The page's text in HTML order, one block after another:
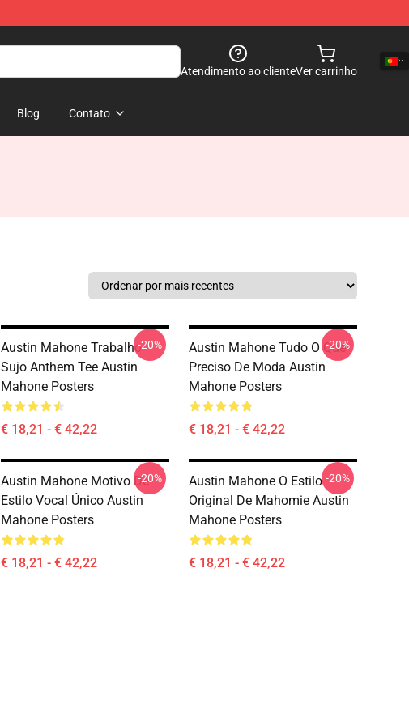
Atendimento ao clienteVer carrinho
Blog Contato
Austin Mahone Trabalho
Sujo Anthem Tee Austin
Mahone Posters
€ 18,21 - € 42,22
-20%
Austin Mahone Tudo O Que
Preciso De Moda Austin
Mahone Posters
€ 18,21 - € 42,22
-20%
Austin Mahone Motivo De
Estilo Vocal Único Austin
Mahone Posters
€ 18,21 - € 42,22
-20%
Austin Mahone O Estilo
Original De Mahomie Austin
Mahone Posters
€ 18,21 - € 42,22
-20%